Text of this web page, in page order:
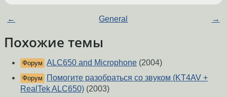
← General →
Похожие темы
Форум ALC650 and Microphone (2004)
Форум
Помогите разобраться со звуком (KT4AV +
RealTek ALC650) (2003)